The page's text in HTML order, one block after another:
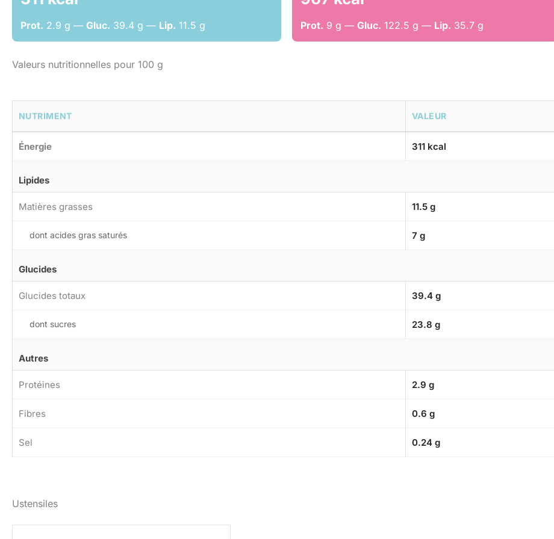
Prot. 2.9 g — Gluc. 39.4 g — Lip. 11.5 g Prot. 9 g —Gluc. 122.5 g — Lip. 35.7 g
Valeurs nutritionnelles pour 100 g
NUTRIMENT VALEUR
Énergie 311 kcal
Lipides
Matières grasses 11.5 g
dont acides gras saturés 7 g
Glucides
Glucides totaux 39.4 g
dont sucres 23.8 g
Autres
Protéines 2.9 g
Fibres 0.6 g
Sel 0.24 g
Ustensiles